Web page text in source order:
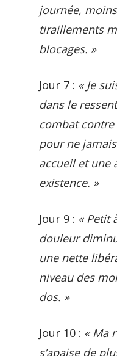
journée,
tiraillements
blocages. »
Jour 7 : « Je
dans le
combat
pour ne
accueil et une
existence. »
Jour 9 : « Petit
douleur
une nette
niveau des
dos. »
Jour 10 : « Ma
s’apaise de